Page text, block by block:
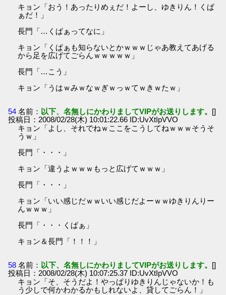
キョン「おう！あったりめぇだ！よーし、ゆきりん！くぱ
ぁだ！」
長門「…くぱぁってなに」
キョン「くぱぁも知らないとかｗｗｗじゃあ教えてあげる
から足を広げてごらんｗｗｗｗｗ」
長門「…こう」
キョン「うはｗみｗなｗぎｗっｗてｗきｗたｗ」
54 名前： 以下、名無しにかわりましてVIPがお送りします。 []
投稿日：2008/02/28(木) 10:01:22.66 ID:UvXtIpVVO
キョン「よし、それでねｗここをこうしてねｗｗｗそうそ
うｗ」
長門「・・・」
キョン「違うよｗｗｗもっと広げてｗｗｗ」
長門「・・・」
キョン「いい感じだｗｗいい感じだよーｗｗゆきりんりー
んｗｗｗ」
長門「・・・くぱぁ」
キョン＆長門「！！！」
58 名前： 以下、名無しにかわりましてVIPがお送りします。 []
投稿日：2008/02/28(木) 10:07:25.37 ID:UvXtIpVVO
キョン「そ、そうだよ！やっぱりゆきりんじゃないか！も
う少しで何かわかるかもしれないよ、貸してごらん！」